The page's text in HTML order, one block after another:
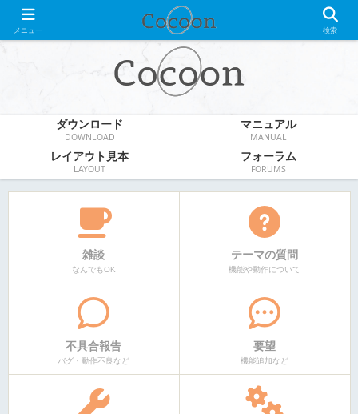
WordPress無料テーマ
ダウンロード
DOWNLOAD
マニュアル
MANUAL
レイアウト見本
LAYOUT
フォーラム
FORUMS
雑談
なんでもOK
テーマの質問
機能や動作について
不具合報告
バグ・動作不良など
要望
機能追加など
メニュー 検索